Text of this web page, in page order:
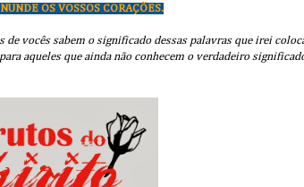
OS VOSSOS CORAÇÕES.
vocês sabem o significado dessas palavras que irei
aqueles que ainda não conhecem o verdadeiro